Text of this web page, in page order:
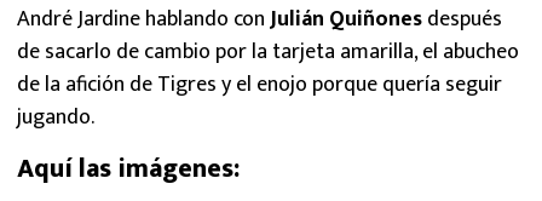
André Jardine hablando conJulián Quiñonesdespués
de sacarlo de cambio por la tarjeta amarilla, el abucheo
de la afición de Tigres y el enojo porque quería seguir
jugando.
Aquí las imágenes: